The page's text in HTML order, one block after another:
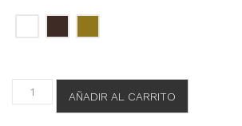
Tula
AÑADIR AL CARRITO